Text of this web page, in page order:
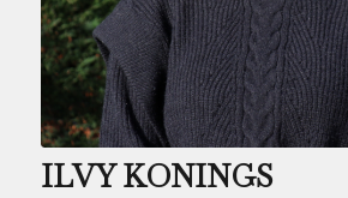
ILVY KONINGS